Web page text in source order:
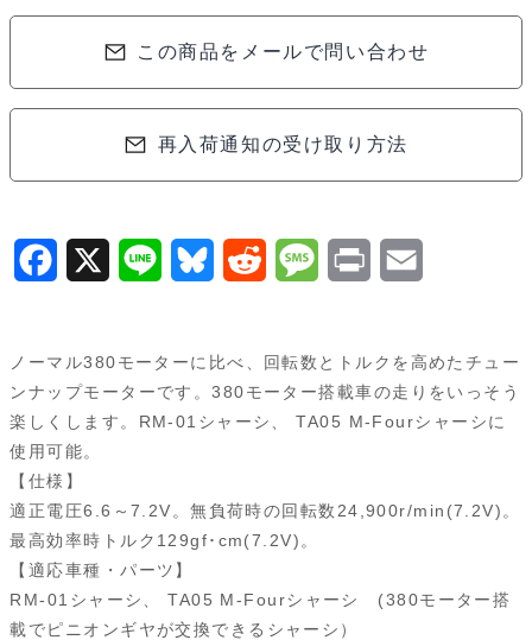
この商品をメールで問い合わせ
再入荷通知の受け取り方法
e
b
o
o
k
X
e
B
e
s
y
R
d
i
M
s
a
e
P
n
t
i
l
ノーマル380モーターに比べ、回転数とトルクを高めたチュー
ンナップモーターです。380モーター搭載車の走りをいっそう
楽しくします。RM-01シャーシ、 TA05 M-Fourシャーシに
使用可能。
【仕様】
適正電圧6.6～7.2V。無負荷時の回転数24,900r/min(7.2V)。
最高効率時トルク129gf･cm(7.2V)。
【適応車種・パーツ】
RM-01シャーシ、 TA05 M-Fourシャーシ (380モーター搭
載でピニオンギヤが交換できるシャーシ）